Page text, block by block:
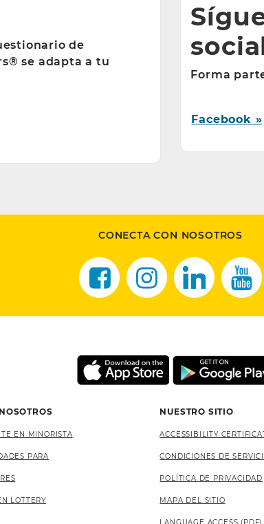
de
se adapta a tu
Forma
Facebook »
CONECTA CON NOSOTROS
EN MINORISTA
PARA
LOTTERY
NUESTRO SITIO
ACCESSIBILITY
CONDICIONES DE
POLÍTICA DE PRIVACIDAD
MAPA DEL SITIO
LANGUAGE ACCESS (PDF)